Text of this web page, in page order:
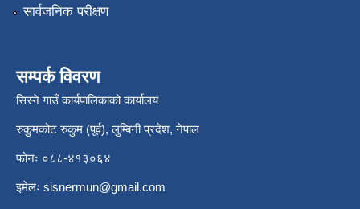
सार्वजनिक परीक्षण
सम्पर्क विवरण
सिस्ने गाउँ कार्यपालिकाको कार्यालय
रुकुमकोट रुकुम (पूर्व), लुम्बिनी प्रदेश, नेपाल
फोनः ०८८-४१३०६४
इमेलः sisnermun@gmail.com